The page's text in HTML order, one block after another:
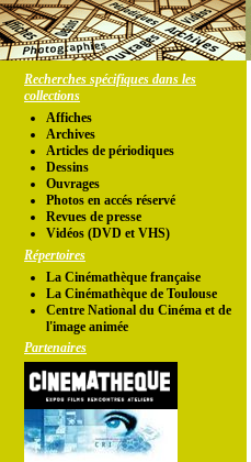
Recherches spécifiques dans les
collections
Affiches
Archives
Articles de périodiques
Dessins
Ouvrages
Photos en accés réservé
Revues de presse
Vidéos (DVD et VHS)
Répertoires
La Cinémathèque française
La Cinémathèque de Toulouse
Centre National du Cinéma et de
l'image animée
Partenaires